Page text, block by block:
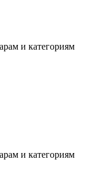
и категориям
и категориям